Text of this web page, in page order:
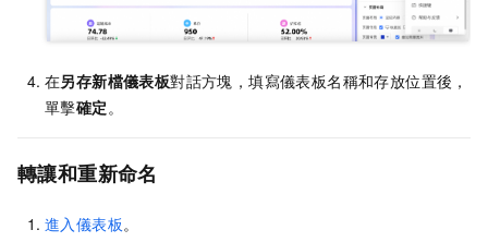
在另存新檔儀表板對話方塊，填寫儀表板名稱和存放位置後，
單擊確定。
轉讓和重新命名
進入儀表板。